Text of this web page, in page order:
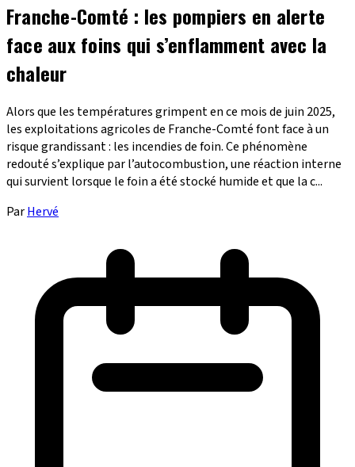
Franche-Comté : les pompiers en alerte
face aux foins qui s’enflamment avec la
chaleur
Alors que les températures grimpent en ce mois de juin 2025,
les exploitations agricoles de Franche-Comté font face à un
risque grandissant : les incendies de foin. Ce phénomène
redouté s’explique par l’autocombustion, une réaction interne
qui survient lorsque le foin a été stocké humide et que la c...
ParHervé